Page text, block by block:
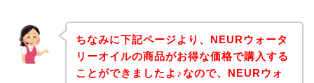
ちなみに下記ページより、NEURウォータ
リーオイルの商品がお得な価格で購入する
ことができましたよ♪なので、NEURウォ